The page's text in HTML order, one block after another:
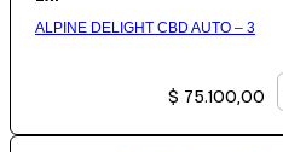
ALPINE DELIGHT CBD AUTO – 3
$ 75.100,00